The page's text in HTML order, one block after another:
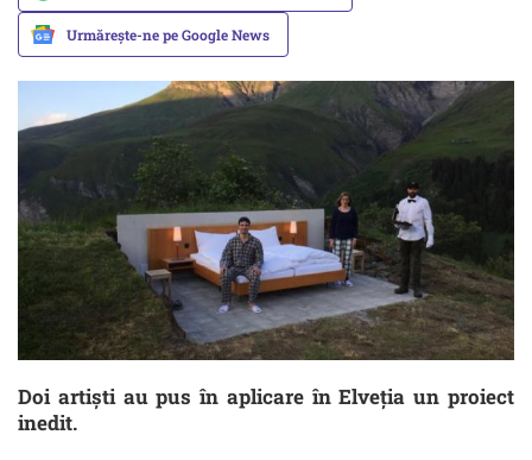
Urmărește-ne pe Google News
Doi artişti au pus în aplicare în Elveţia un proiect
inedit.